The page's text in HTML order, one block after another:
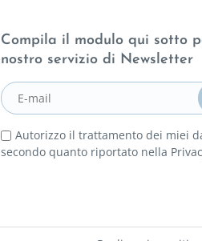
Compila il modulo qui sotto
nostro servizio di Newsletter
Autorizzo il trattamento dei miei
secondo quanto riportato nella